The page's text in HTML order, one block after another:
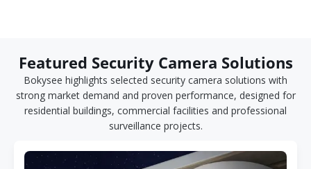
Featured Security Camera Solutions
Bokysee highlights selected security camera solutions with
strong market demand and proven performance, designed for
residential buildings, commercial facilities and professional
surveillance projects.